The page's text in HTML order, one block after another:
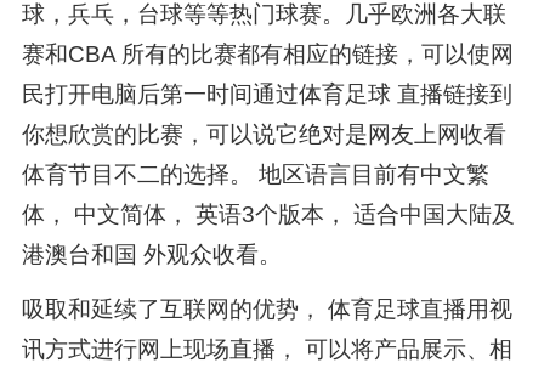
球，兵乓，台球等等热门球赛。几乎欧洲各大联
赛和CBA 所有的比赛都有相应的链接，可以使网
民打开电脑后第一时间通过体育足球 直播链接到
你想欣赏的比赛，可以说它绝对是网友上网收看
体育节目不二的选择。 地区语言目前有中文繁
体， 中文简体， 英语3个版本， 适合中国大陆及
港澳台和国 外观众收看。
吸取和延续了互联网的优势， 体育足球直播用视
讯方式进行网上现场直播， 可以将产品展示、相